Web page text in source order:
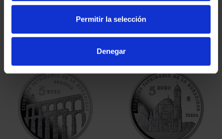
Permitir la selección
Denegar
73,00 € 73,00 €